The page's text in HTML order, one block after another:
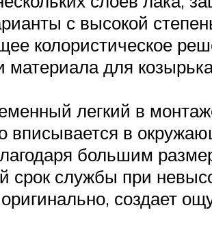
с высокой
колористическое
материала для
легкий в
вписывается в
большим
срок службы при
создает